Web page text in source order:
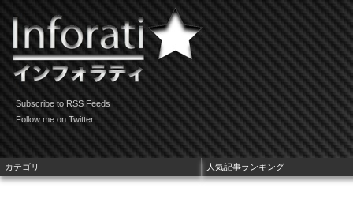
Subscribe to RSS Feeds
Follow me on Twitter
カテゴリ 人気記事ランキング